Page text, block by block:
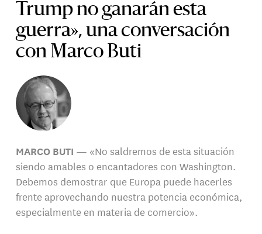
Trump no ganarán esta
guerra», una conversación
con Marco Buti
MARCO BUTI — «No saldremos de esta situación
siendo amables o encantadores con Washington.
Debemos demostrar que Europa puede hacerles
frente aprovechando nuestra potencia económica,
especialmente en materia de comercio».